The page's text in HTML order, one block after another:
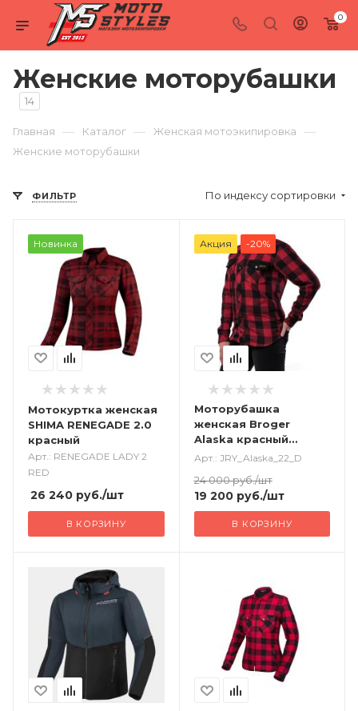
0
Женские моторубашки
14
Главная — Каталог — Женская мотоэкипировка —
Женские моторубашки
ФИЛЬТР По индексу сортировки
Новинка
Мотокуртка женская
SHIMA RENEGADE 2.0
красный
Арт.: RENEGADE LADY 2
RED
26 240 руб./шт
В КОРЗИНУ
Акция -20%
Моторубашка
женская Broger
Alaska красный
черный
Арт.: JRY_Alaska_22_D
24 000руб./шт
19 200руб./шт
В КОРЗИНУ